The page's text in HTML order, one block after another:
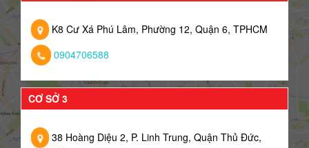
K8 Cư Xá Phú Lâm, Phường 12, Quận 6, TPHCM
0904706588
CƠ SỞ 3
38 Hoàng Diệu 2, P. Linh Trung, Quận Thủ Đức,